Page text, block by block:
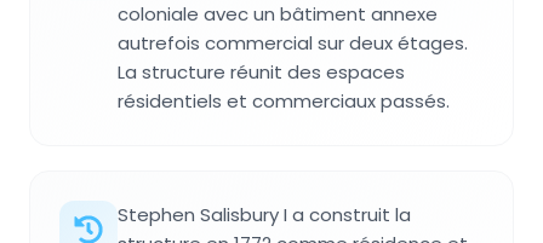
coloniale avec un bâtiment annexe
autrefois commercial sur deux étages.
La structure réunit des espaces
résidentiels et commerciaux passés.
Stephen Salisbury I a construit la